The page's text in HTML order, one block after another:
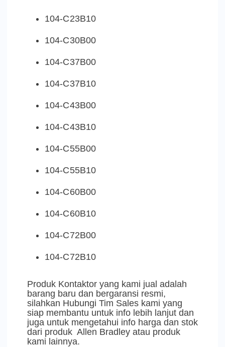
104-C23B10
104-C30B00
104-C37B00
104-C37B10
104-C43B00
104-C43B10
104-C55B00
104-C55B10
104-C60B00
104-C60B10
104-C72B00
104-C72B10
Produk Kontaktor yang kami jual adalah
barang baru dan bergaransi resmi,
silahkan Hubungi Tim Sales kami yang
siap membantu untuk info lebih lanjut dan
juga untuk mengetahui info harga dan stok
dari produk Allen Bradley atau produk
kami lainnya.